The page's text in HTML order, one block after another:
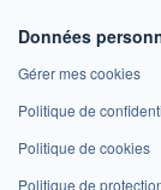
Données
Gérer mes cookies
Politique de
Politique de cookies
Politique de